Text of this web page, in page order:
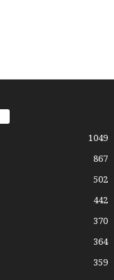
1049
867
502
442
370
364
359